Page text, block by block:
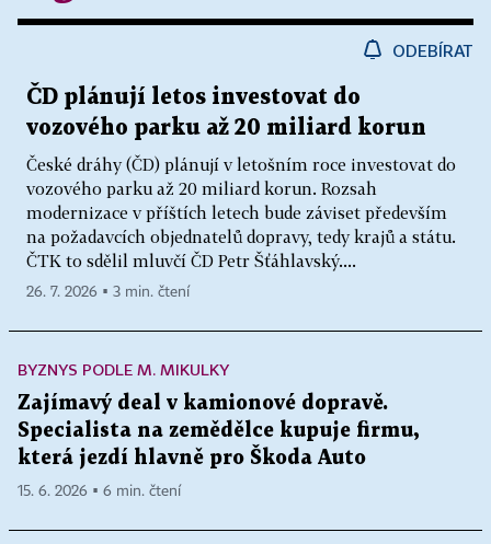
ODEBÍRAT
ČD plánují letos investovat do
vozového parku až 20 miliard korun
České dráhy (ČD) plánují v letošním roce investovat do
vozového parku až 20 miliard korun. Rozsah
modernizace v příštích letech bude záviset především
na požadavcích objednatelů dopravy, tedy krajů a státu.
ČTK to sdělil mluvčí ČD Petr Šťáhlavský....
26. 7. 2026 ▪ 3 min. čtení
BYZNYS PODLE M. MIKULKY
Zajímavý deal v kamionové dopravě.
Specialista na zemědělce kupuje firmu,
která jezdí hlavně pro Škoda Auto
15. 6. 2026 ▪ 6 min. čtení